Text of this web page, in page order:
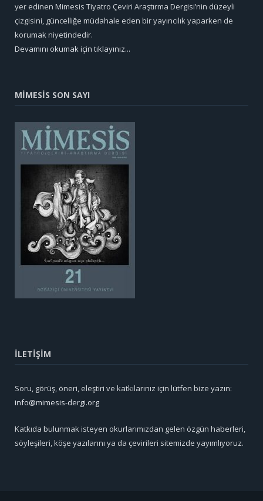
yer edinen Mimesis Tiyatro Çeviri Araştırma Dergisi’nin düzeyli
çizgisini, güncelliğe müdahale eden bir yayıncılık yaparken de
korumak niyetindedir.
Devamını okumak için tıklayınız...
MİMESİS SON SAYI
İLETİŞİM
Soru, görüş, öneri, eleştiri ve katkılarınız için lütfen bize yazın:
info@mimesis-dergi.org
Katkıda bulunmak isteyen okurlarımızdan gelen özgün haberleri,
söyleşileri, köşe yazılarını ya da çevirileri sitemizde yayımlıyoruz.